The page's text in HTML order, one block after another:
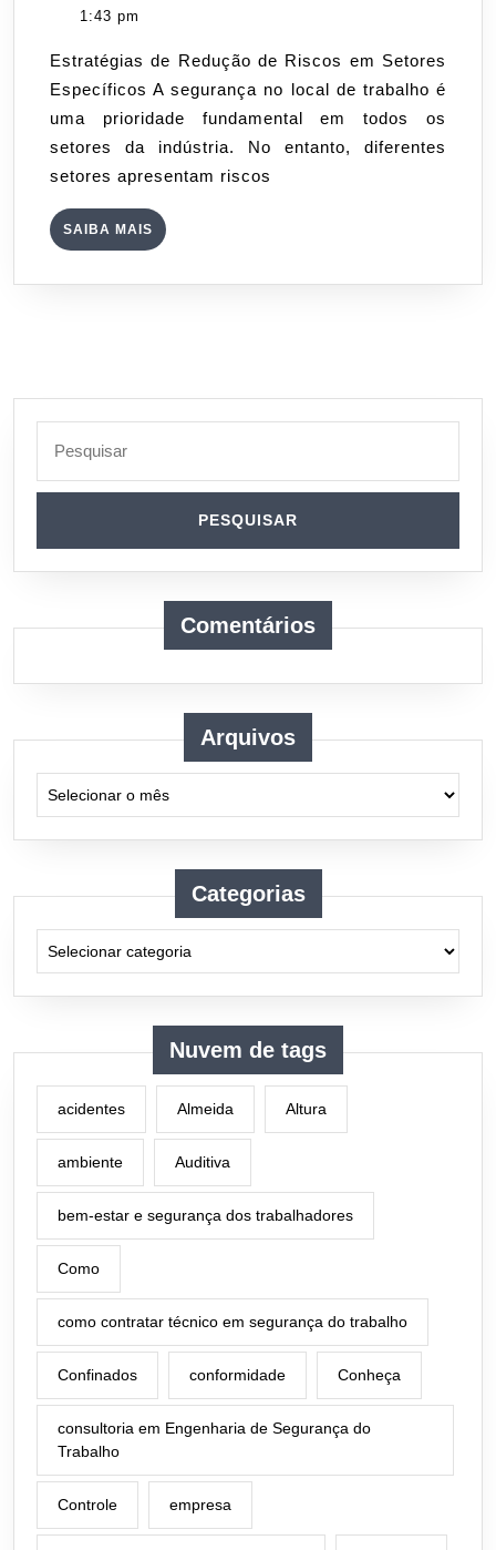
em
1:43 pm
Estratégias de Redução de Riscos em Setores
Específicos A segurança no local de trabalho é
uma prioridade fundamental em todos os
setores da indústria. No entanto, diferentes
setores apresentam riscos
SAIBA MAIS SAIBA
MAIS
for:
Comentários
Arquivos
Categorias
Nuvem de tags
acidentes Almeida Altura
ambiente Auditiva
bem-estar e segurança dos trabalhadores
Como
como contratar técnico em segurança do trabalho
Confinados conformidade Conheça
consultoria em Engenharia de Segurança do
Trabalho
Controle empresa